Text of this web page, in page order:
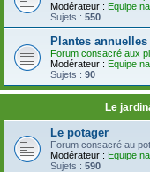
Modérateur : Equipe
Sujets : 550
Plantes annuelles
Forum consacré aux
Modérateur : Equipe
Sujets : 90
Le
Le potager
Forum consacré au
Modérateur : Equipe
Sujets : 590